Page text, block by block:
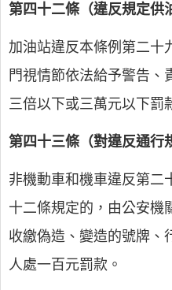
第四十二條（違反規定供
加油站違反本條例第二十
門視情節依法給予警告、
三倍以下或三萬元以下罰
第四十三條（對違反通行
非機動車和機車違反第二
十二條規定的，由公安機
收繳偽造、變造的號牌、
人處一百元罰款。